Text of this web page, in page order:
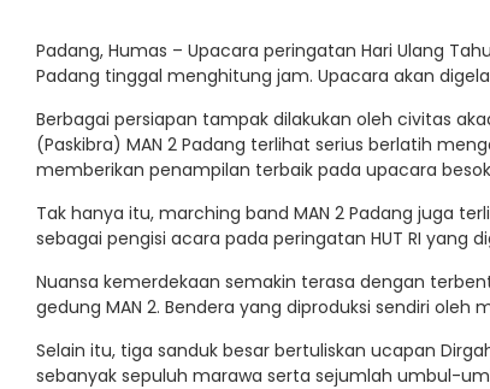
Padang, Humas – Upacara peringatan Hari Ulang
Padang tinggal menghitung jam. Upacara akan
Berbagai persiapan tampak dilakukan oleh civitas
(Paskibra) MAN 2 Padang terlihat serius berlatih
memberikan penampilan terbaik pada upacara
Tak hanya itu, marching band MAN 2 Padang juga
sebagai pengisi acara pada peringatan HUT RI yang
Nuansa kemerdekaan semakin terasa dengan
gedung MAN 2. Bendera yang diproduksi sendiri
Selain itu, tiga sanduk besar bertuliskan ucapan
sebanyak sepuluh marawa serta sejumlah umbul-